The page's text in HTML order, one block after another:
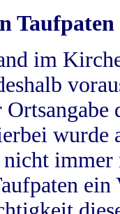
Taufpaten
im
wurde